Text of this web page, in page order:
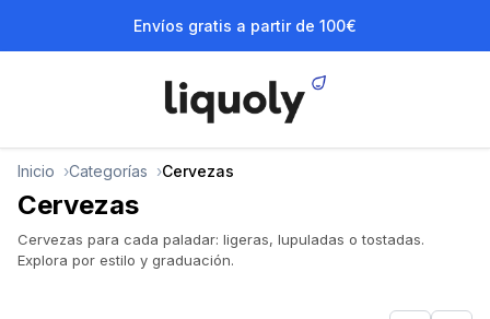
Envíos gratis a partir de 100€
Inicio Categorías Cervezas
Cervezas
Cervezas para cada paladar: ligeras, lupuladas o tostadas.
Explora por estilo y graduación.